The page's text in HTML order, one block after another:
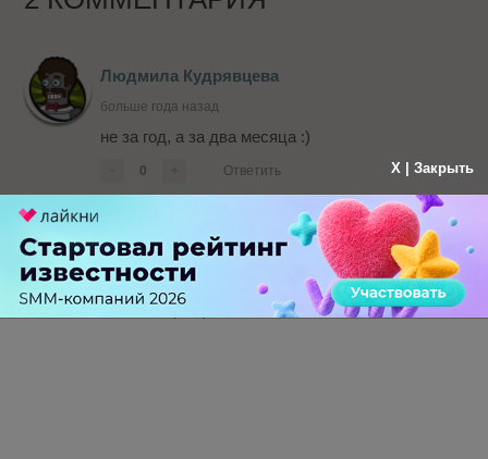
Людмила Кудрявцева
больше года назад
не за год, а за два месяца :)
0 Ответить
Юлия Вронская
больше года назад
Какие скорые)
X | Закрыть